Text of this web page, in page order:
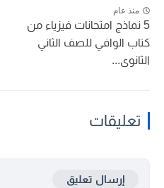
منذ عام
5 نماذج امتحانات فيزياء من
كتاب الوافي للصف الثاني
الثانوى...
تعليقات
إرسال تعليق